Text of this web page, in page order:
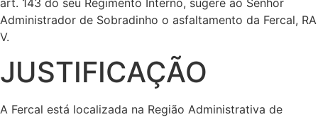
Administrador de Sobradinho o asfaltamento da Fercal, RA
V.
JUSTIFICAÇÃO
A Fercal está localizada na Região Administrativa de